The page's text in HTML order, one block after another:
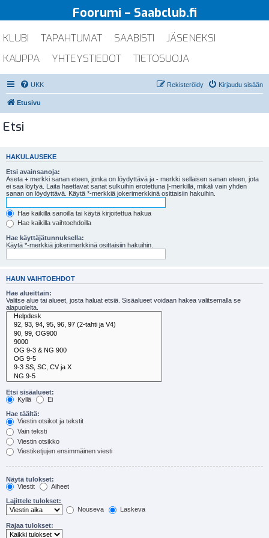
Foorumi – Saabclub.fi
KLUBI TAPAHTUMAT SAABISTI
JÄSENEKSI
KAUPPA
YHTEYSTIEDOT TIETOSUOJA
UKK Kirjaudu sisään
Rekisteröidy
Etusivu
Etsi
HAKULAUSEKE
Etsi avainsanoja:
Aseta + merkki sanan eteen, jonka on löydyttävä ja - merkki sellaisen sanan eteen, jota
ei saa löytyä. Laita haettavat sanat sulkuihin erotettuna |-merkillä, mikäli vain yhden
sanan on löydyttävä. Käytä *-merkkiä jokerimerkkinä osittaisiin hakuihin.
Hae kaikilla sanoilla tai käytä kirjoitettua hakua
Hae kaikilla vaihtoehdoilla
Hae käyttäjätunnuksella:
Käytä *-merkkiä jokerimerkkinä osittaisiin hakuihin.
HAUN VAIHTOEHDOT
Hae alueittain:
Valitse alue tai alueet, josta haluat etsiä. Sisäalueet voidaan hakea valitsemalla se
alapuolelta.
Etsi sisäalueet:
Kyllä
Ei
Hae täältä:
Viestin otsikot ja tekstit
Vain teksti
Viestin otsikko
Viestiketjujen ensimmäinen viesti
Näytä tulokset:
Viestit
Aiheet
Lajittele tulokset:
Nouseva
Laskeva
Rajaa tulokset: